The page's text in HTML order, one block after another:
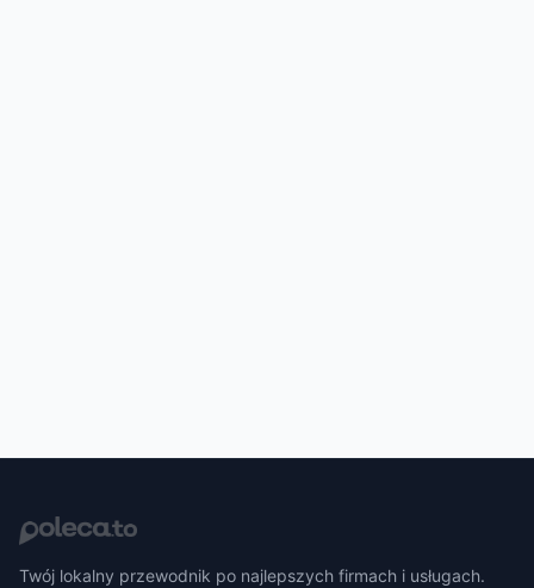
Twój lokalny przewodnik po najlepszych firmach i usługach.